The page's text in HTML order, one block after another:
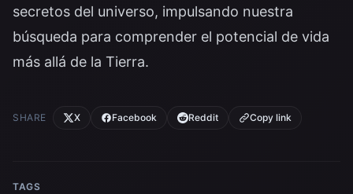
secretos del universo, impulsando nuestra
búsqueda para comprender el potencial de vida
más allá de la Tierra.
SHARE X Facebook Reddit Copy link
TAGS